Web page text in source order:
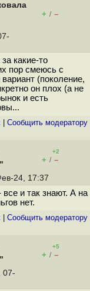
+ / –
какие-то
пор смеюсь с
(поколение,
он плох (а не
и есть
Cообщить модератору
+2
+ / –
24, 17:37
и так знают. А на
нет.
Cообщить модератору
+5
+ / –
07-